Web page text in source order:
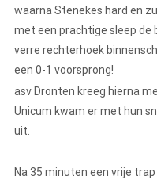
waarna Stenekes hard en
met een prachtige sleep de
verre rechterhoek
een 0-1 voorsprong!
asv Dronten kreeg hierna
Unicum kwam er met hun
uit.
Na 35 minuten een vrije